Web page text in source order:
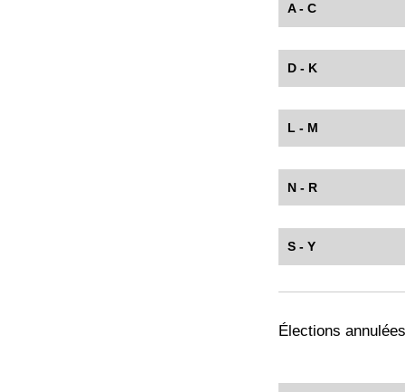
A - C
D - K
L - M
N - R
S - Y
Élections